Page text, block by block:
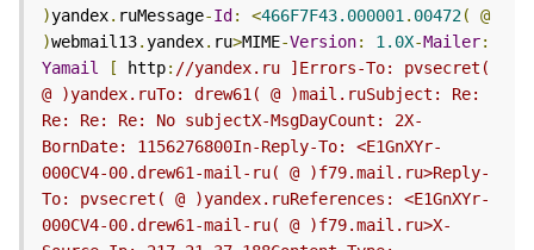
)yandex. ruMessage-Id : <466F7F43.000001. 00472(
@
)webmail13.yandex. ru>MIME-Version: 1.0X-Mailer:
Yamail
[ http: //yandex.ru ]Errors-To: pvsecret(
@ )yandex.ruTo: drew61( @ )mail.ruSubject: Re:
Re: Re: Re: No subjectX-MsgDayCount: 2X-
BornDate: 1156276800In-Reply-To: <E1GnXYr-
000CV4-00.drew61-mail-ru( @ )f79.mail.ru>Reply-
To: pvsecret( @ )yandex.ruReferences: <E1GnXYr-
000CV4-00.drew61-mail-ru( @ )f79.mail.ru>X-